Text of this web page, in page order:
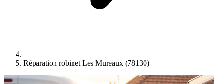
Réparation robinet Les Mureaux (78130)